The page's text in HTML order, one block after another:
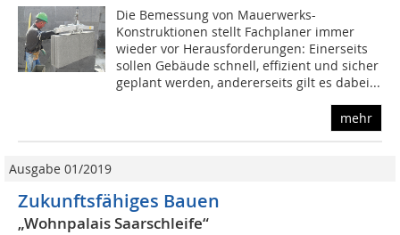
Die Bemessung von Mauerwerks-
Konstruktionen stellt Fachplaner immer
wieder vor Herausforderungen: Einerseits
sollen Gebäude schnell, effizient und sicher
geplant werden, andererseits gilt es dabei...
mehr
Ausgabe 01/2019
Zukunftsfähiges Bauen
„Wohnpalais Saarschleife“